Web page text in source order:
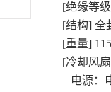
[绝缘等
[结构] 全
[重量] 115
[冷却风
电源：